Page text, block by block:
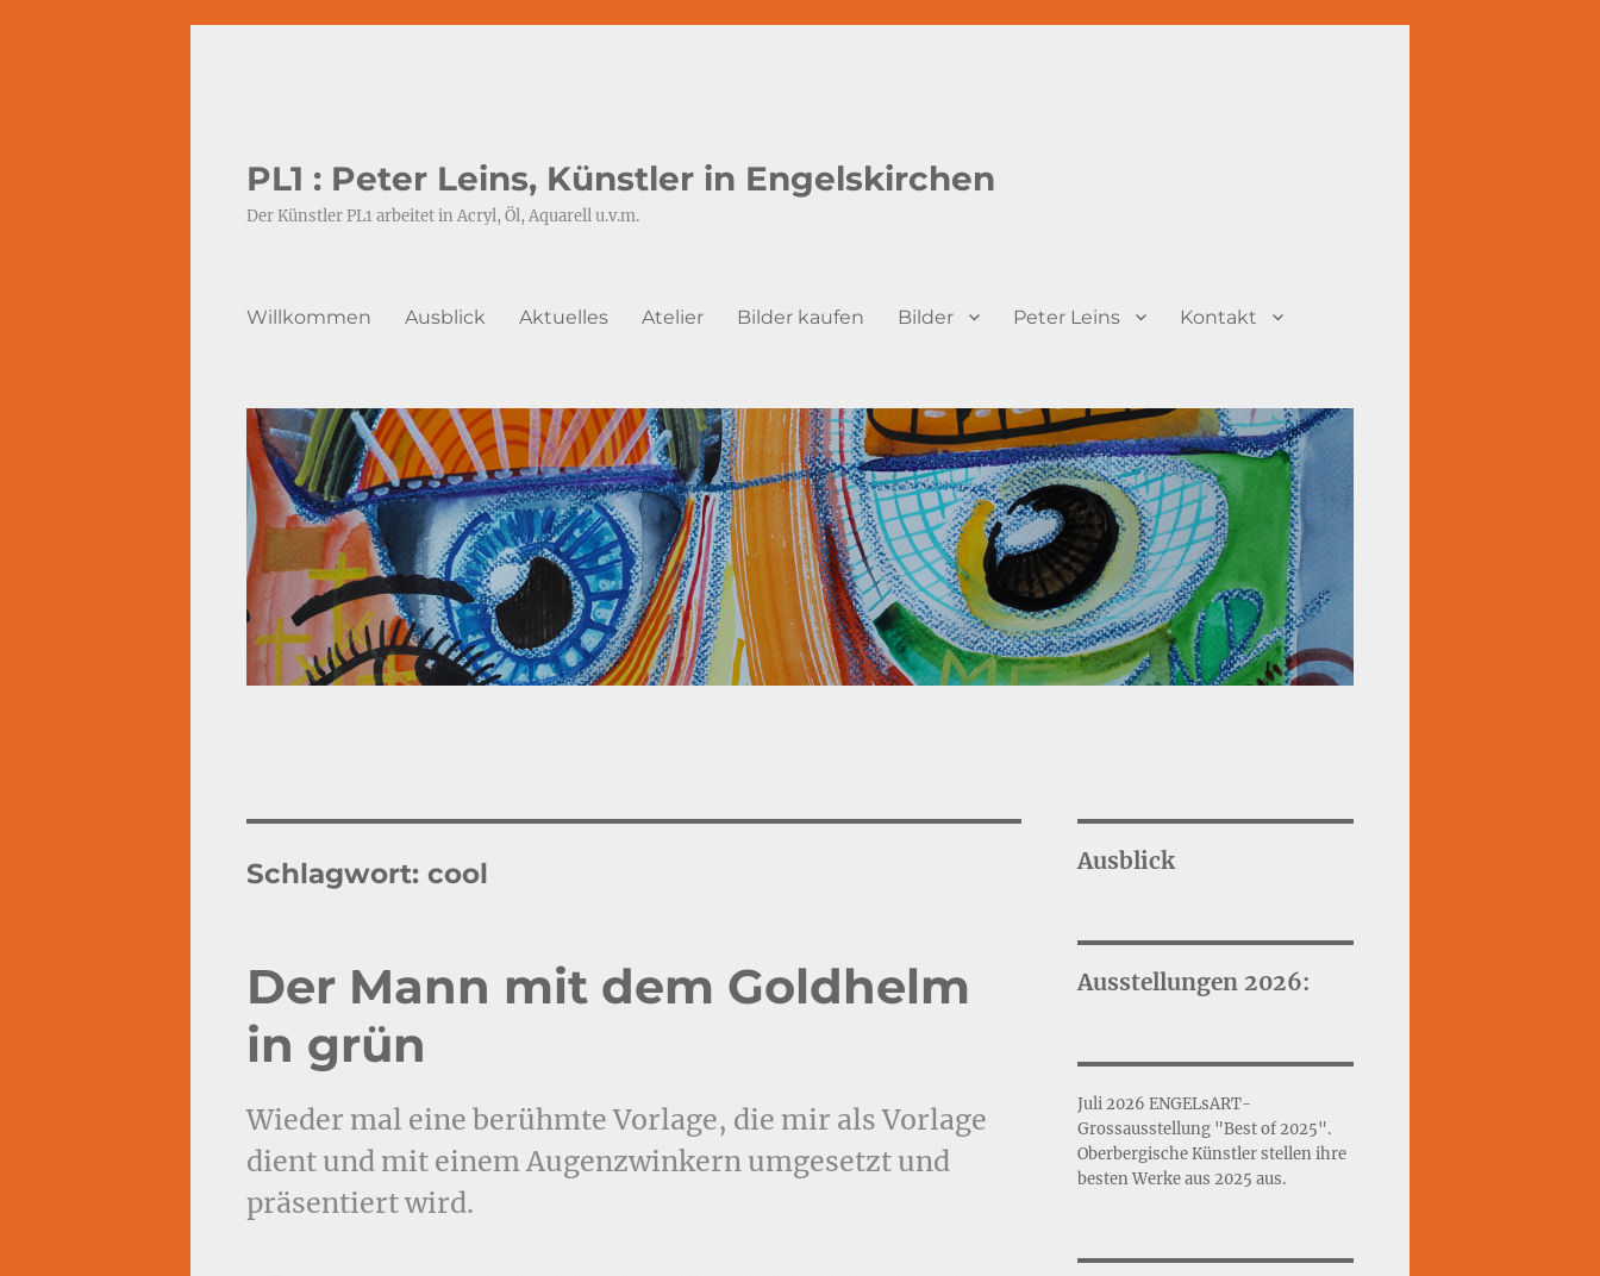
PL1 : Peter Leins, Künstler in Engelskirchen
Der Künstler PL1 arbeitet in Acryl, Öl, Aquarell u.v.m.
Willkommen Ausblick Aktuelles Atelier Bilder kaufen Bilder Peter Leins Kontakt
Schlagwort: cool
Der Mann mit dem Goldhelm
in grün
Wieder mal eine berühmte Vorlage, die mir als Vorlage
dient und mit einem Augenzwinkern umgesetzt und
präsentiert wird.
Ausblick
Ausstellungen 2026:
Juli 2026 ENGELsART-
Grossausstellung "Best of 2025".
Oberbergische Künstler stellen ihre
besten Werke aus 2025 aus.